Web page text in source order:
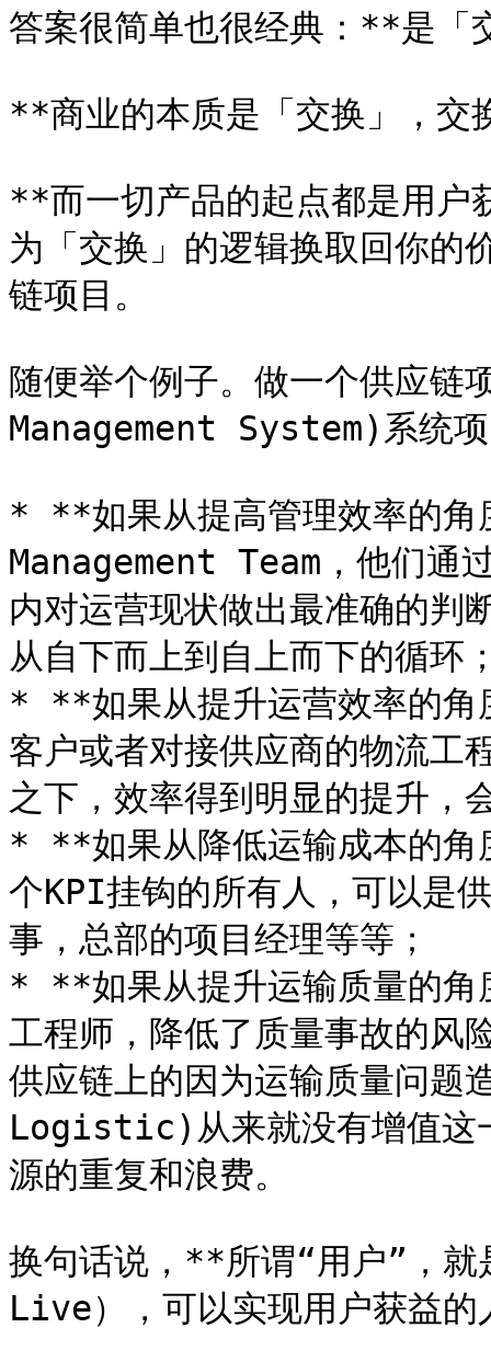
答案很简单也很经典：**是「
**商业的本质是「交换」，交
**而一切产品的起点都是用户
为「交换」的逻辑换取回你
链项目。
随便举个例子。做一个供应
Management System)系统项
* **如果从提高管理效率的
Management Team，他们通
内对运营现状做出最准确的判
从自下而上到自上而下的循环
* **如果从提升运营效率的
客户或者对接供应商的物流工
之下，效率得到明显的提升，
* **如果从降低运输成本的
个KPI挂钩的所有人，可以是
事，总部的项目经理等等；
* **如果从提升运输质量的
工程师，降低了质量事故的风
供应链上的因为运输质量问
Logistic)从来就没有增值这
源的重复和浪费。
换句话说，**所谓“用户”，就
Live），可以实现用户获益